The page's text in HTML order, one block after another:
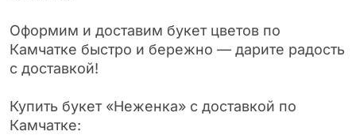
Оформим и доставим букет цветов по
Камчатке быстро и бережно — дарите радость
с доставкой!
Купить букет «Неженка» с доставкой по
Камчатке: